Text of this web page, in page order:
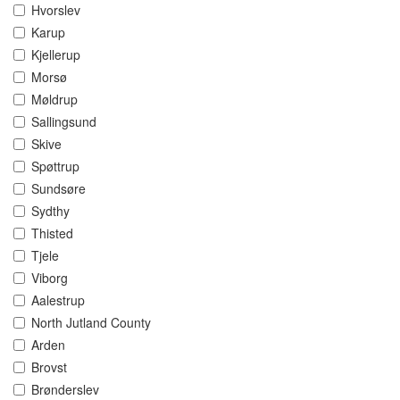
Hvorslev
Karup
Kjellerup
Morsø
Møldrup
Sallingsund
Skive
Spøttrup
Sundsøre
Sydthy
Thisted
Tjele
Viborg
Aalestrup
North Jutland County
Arden
Brovst
Brønderslev